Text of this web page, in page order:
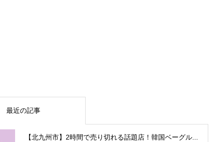
最近の記事
【北九州市】2時間で売り切れる話題店！韓国ベーグル...